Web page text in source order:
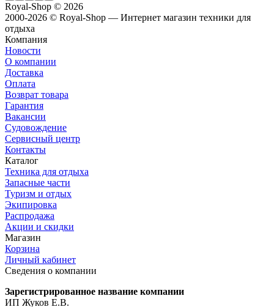
Royal-Shop © 2026
2000-2026 © Royal-Shop — Интернет магазин техники для
отдыха
Компания
Новости
О компании
Доставка
Оплата
Возврат товара
Гарантия
Вакансии
Судовождение
Сервисный центр
Контакты
Каталог
Техника для отдыха
Запасные части
Туризм и отдых
Экипировка
Распродажа
Акции и скидки
Магазин
Корзина
Личный кабинет
Сведения о компании
Зарегистрированное название компании
ИП Жуков Е.В.